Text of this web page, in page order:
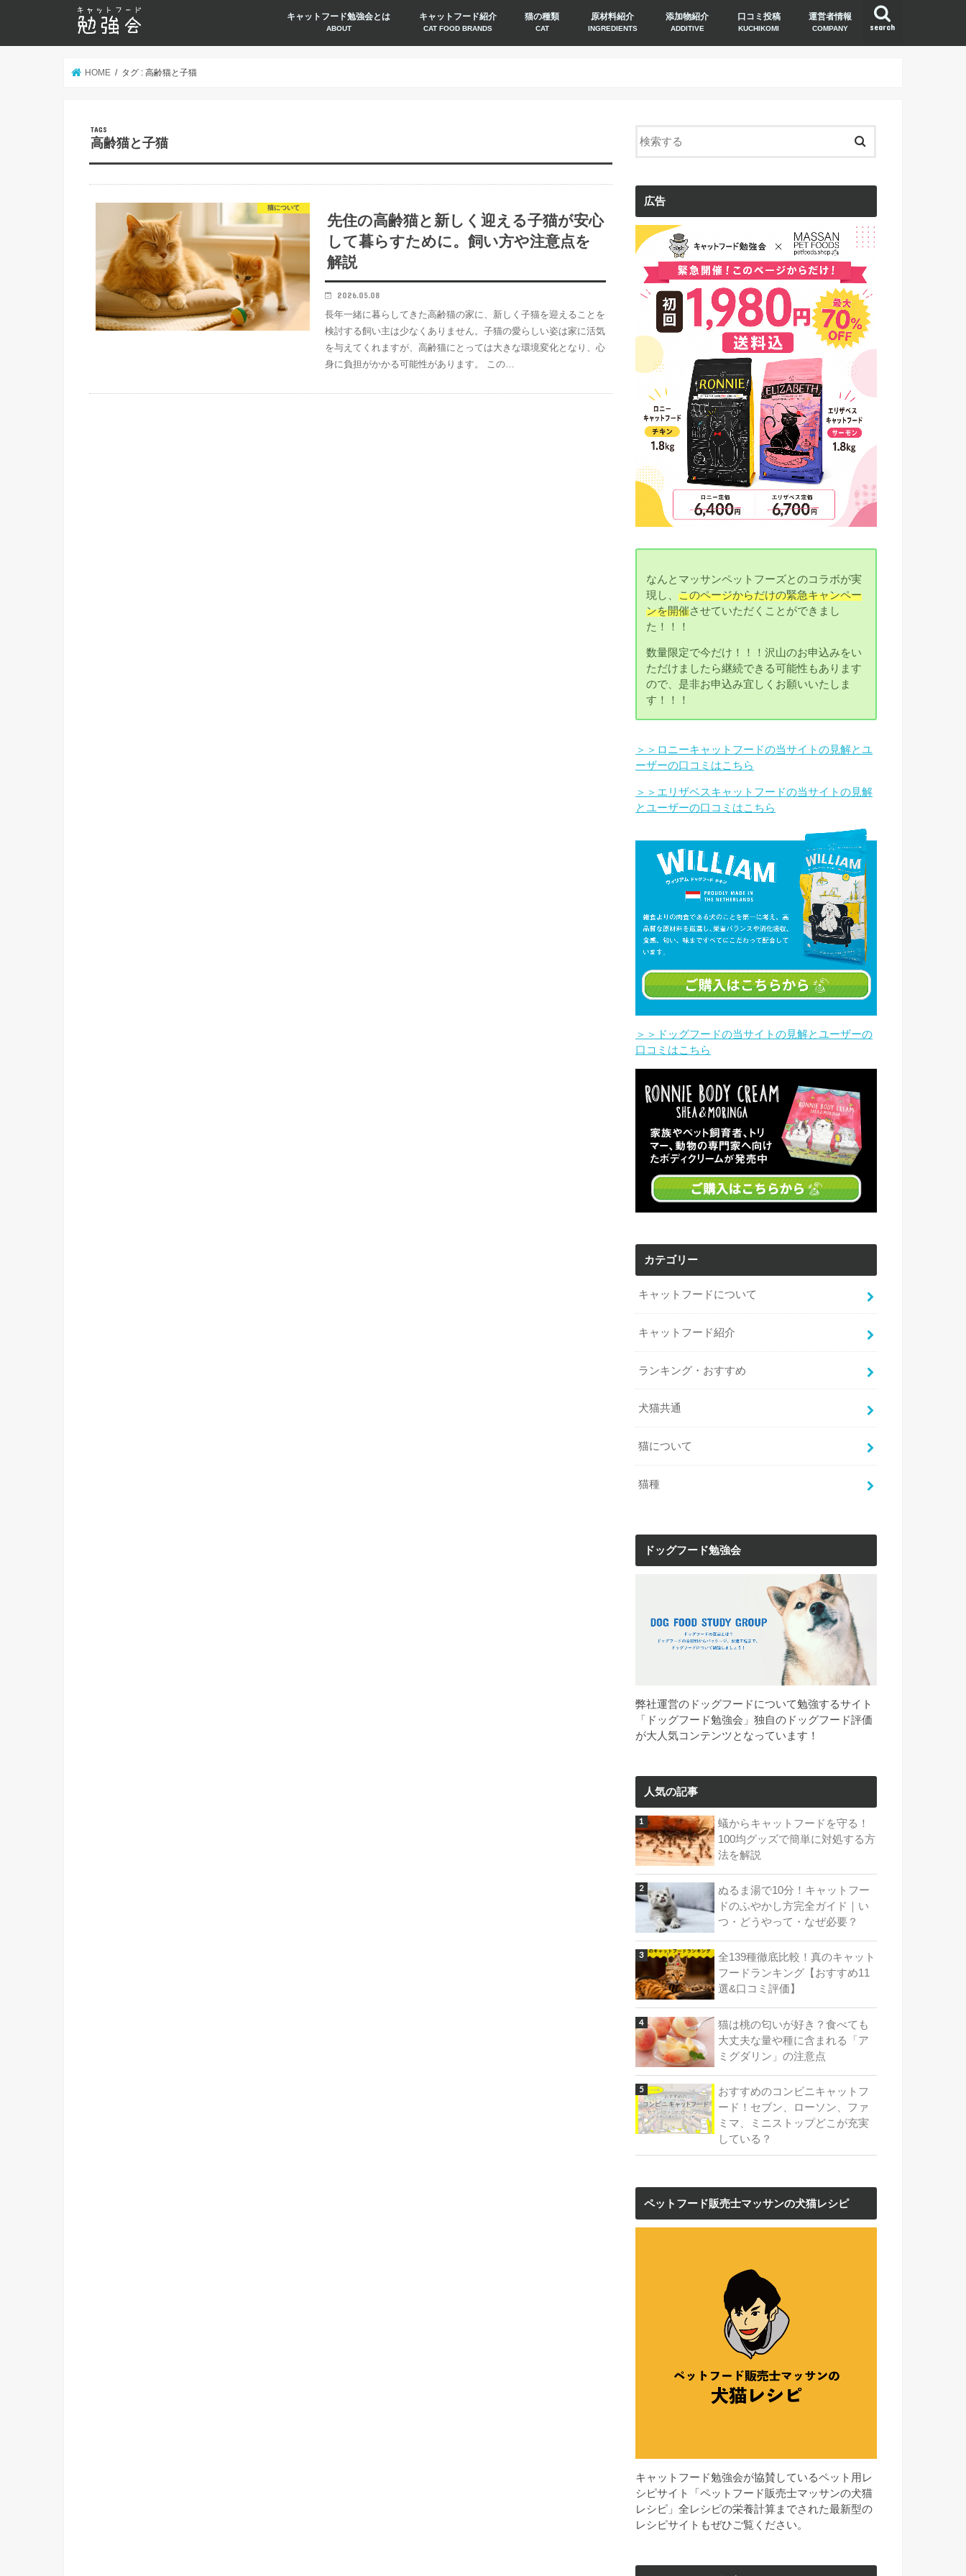
search
キャットフード勉強会とは
ABOUT
キャットフード紹介
CAT FOOD BRANDS
猫の種類
CAT
原材料紹介
INGREDIENTS
添加物紹介
ADDITIVE
口コミ投稿
KUCHIKOMI
運営者情報
COMPANY
HOME タグ : 高齢猫と子猫
高齢猫と子猫
猫について
先住の高齢猫と新しく迎える子猫が安心
して暮らすために。飼い方や注意点を
解説
2026.05.08
長年一緒に暮らしてきた高齢猫の家に、新しく子猫を迎えることを
検討する飼い主は少なくありません。子猫の愛らしい姿は家に活気
を与えてくれますが、高齢猫にとっては大きな環境変化となり、心
身に負担がかかる可能性があります。 この…
広告
なんとマッサンペットフーズとのコラボが実
現し、このページからだけの緊急キャンペー
ンを開催させていただくことができまし
た！！！
数量限定で今だけ！！！沢山のお申込みをい
ただけましたら継続できる可能性もあります
ので、是非お申込み宜しくお願いいたしま
す！！！
＞＞ロニーキャットフードの当サイトの見解とユ
ーザーの口コミはこちら
＞＞エリザベスキャットフードの当サイトの見解
とユーザーの口コミはこちら
＞＞ドッグフードの当サイトの見解とユーザーの
口コミはこちら
カテゴリー
キャットフードについて
キャットフード紹介
ランキング・おすすめ
犬猫共通
猫について
猫種
ドッグフード勉強会
弊社運営のドッグフードについて勉強するサイト
「ドッグフード勉強会」独自のドッグフード評価
が大人気コンテンツとなっています！
人気の記事
蟻からキャットフードを守る！
100均グッズで簡単に対処する方
法を解説
ぬるま湯で10分！キャットフー
ドのふやかし方完全ガイド｜い
つ・どうやって・なぜ必要？
全139種徹底比較！真のキャット
フードランキング【おすすめ11
選&口コミ評価】
猫は桃の匂いが好き？食べても
大丈夫な量や種に含まれる「ア
ミグダリン」の注意点
おすすめのコンビニキャットフ
ード！セブン、ローソン、ファ
ミマ、ミニストップどこが充実
している？
ペットフード販売士マッサンの犬猫レシピ
キャットフード勉強会が協賛しているペット用レ
シピサイト「ペットフード販売士マッサンの犬猫
レシピ」全レシピの栄養計算までされた最新型の
レシピサイトもぜひご覧ください。